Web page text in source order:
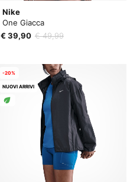
Nike
One Giacca
€ 39,90 € 49,99
-20%
NUOVI ARRIVI